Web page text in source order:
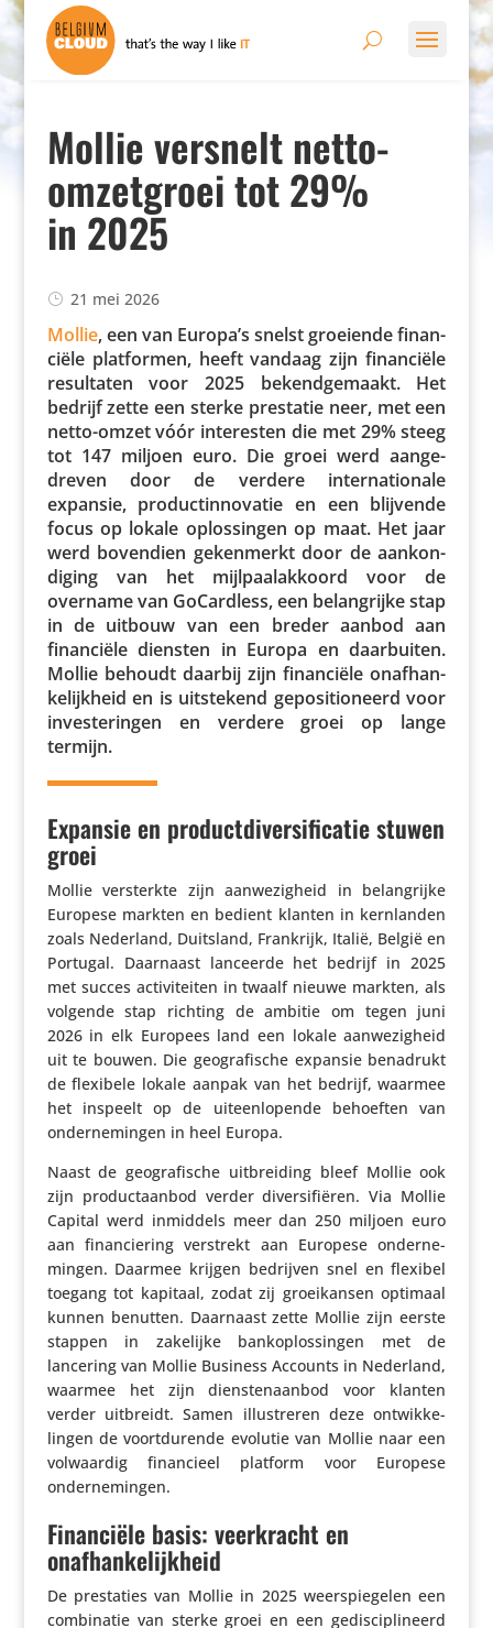
Mollie versnelt netto-
omzetgroei tot 29%
in 2025
21 mei 2026
Mollie, een van Europa’s snelst groeiende finan­
ciële plat­formen, heeft vandaag zijn finan­ciële
resul­taten voor 2025 bekend­ge­maakt. Het
bedrijf zette een sterke prestatie neer, met een
netto-omzet vóór inte­resten die met 29% steeg
tot 147 miljoen euro. Die groei werd aange­
dreven door de verdere inter­na­ti­o­nale
expansie, product­in­no­vatie en een blijvende
focus op lokale oplos­singen op maat. Het jaar
werd bovendien geken­merkt door de aankon­
di­ging van het mijl­paal­ak­koord voor de
overname van GoCard­less, een belang­rijke stap
in de uitbouw van een breder aanbod aan
finan­ciële diensten in Europa en daar­buiten.
Mollie behoudt daarbij zijn finan­ciële onaf­han­
ke­lijk­heid en is uitste­kend gepo­si­ti­o­neerd voor
inves­te­ringen en verdere groei op lange
termijn.
Expansie en productdiversificatie stuwen
groei
Mollie versterkte zijn aanwe­zig­heid in belang­rijke
Europese markten en bedient klanten in kern­landen
zoals Nederland, Duitsland, Frankrijk, Italië, België en
Portugal. Daarnaast lanceerde het bedrijf in 2025
met succes acti­vi­teiten in twaalf nieuwe markten, als
volgende stap richting de ambitie om tegen juni
2026 in elk Europees land een lokale aanwe­zig­heid
uit te bouwen. Die geogra­fi­sche expansie benadrukt
de flexibele lokale aanpak van het bedrijf, waarmee
het inspeelt op de uiteen­lo­pende behoeften van
onder­ne­mingen in heel Europa.
Naast de geogra­fi­sche uitbrei­ding bleef Mollie ook
zijn product­aanbod verder diver­si­fi­ëren. Via Mollie
Capital werd inmiddels meer dan 250 miljoen euro
aan finan­cie­ring verstrekt aan Europese onder­ne­
mingen. Daarmee krijgen bedrijven snel en flexibel
toegang tot kapitaal, zodat zij groei­kansen optimaal
kunnen benutten. Daarnaast zette Mollie zijn eerste
stappen in zakelijke bank­op­los­singen met de
lancering van Mollie Business Accounts in Nederland,
waarmee het zijn dien­sten­aanbod voor klanten
verder uitbreidt. Samen illu­streren deze ontwik­ke­
lingen de voort­du­rende evolutie van Mollie naar een
volwaardig finan­cieel platform voor Europese
ondernemingen.
Financiële basis: veerkracht en
onafhankelijkheid
De pres­ta­ties van Mollie in 2025 weer­spie­gelen een
combi­natie van sterke groei en een gedis­ci­pli­neerd